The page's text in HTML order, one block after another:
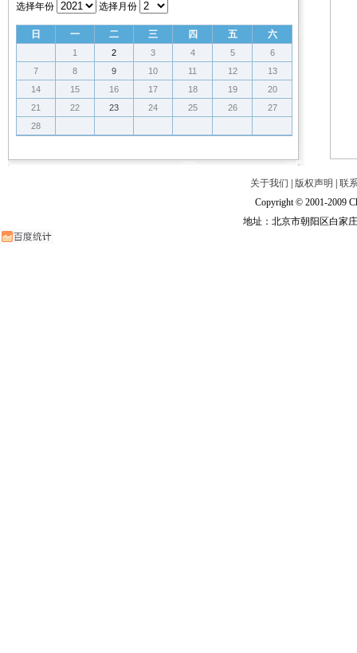
选择年份 选择月份
日 一 二 三 四 五 六
1 2 3 4 5
6
7
8 9 10 11 12
13
14
15 16 17 18 19
20
21
22 23 24 25 26
27
28
关于我们 版权声明
联
Copyright © 2001-2009
地址：北京市朝阳区白家